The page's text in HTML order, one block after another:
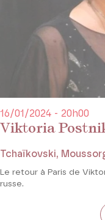
Viktoria
16/01/2024 - 20h00
Tchaïkovski,
Le retour à Paris de
russe.